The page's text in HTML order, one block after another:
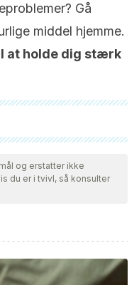
Gå
middel hjemme.
at holde dig stærk
af vores team
aktualitet og validitet.
som pålidelig og af
hydrolysate in bone and
2000 Oct;30(2):87-
og erstatter ikke
du er i tvivl, så konsulter